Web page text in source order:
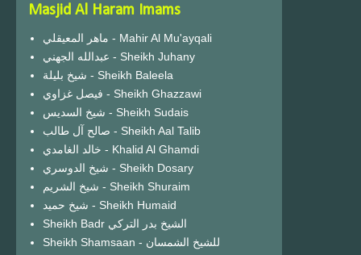
Masjid Al Haram Imams
ماهر المعيقلي - Mahir Al Mu'ayqali
عبدالله الجهني - Sheikh Juhany
شيخ بليلة - Sheikh Baleela
فيصل غزاوي - Sheikh Ghazzawi
شيخ السديس - Sheikh Sudais
صالح آل طالب - Sheikh Aal Talib
خالد الغامدي - Khalid Al Ghamdi
شيخ الدوسري - Sheikh Dosary
شيخ الشريم - Sheikh Shuraim
شيخ حميد - Sheikh Humaid
Sheikh Badr الشيخ بدر التركي
Sheikh Shamsaan - للشيخ الشمسان